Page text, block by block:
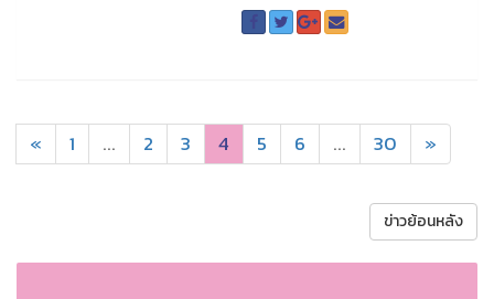
« 1 ... 2 3 4 5 6 ... 30 »
ข่าวย้อนหลัง